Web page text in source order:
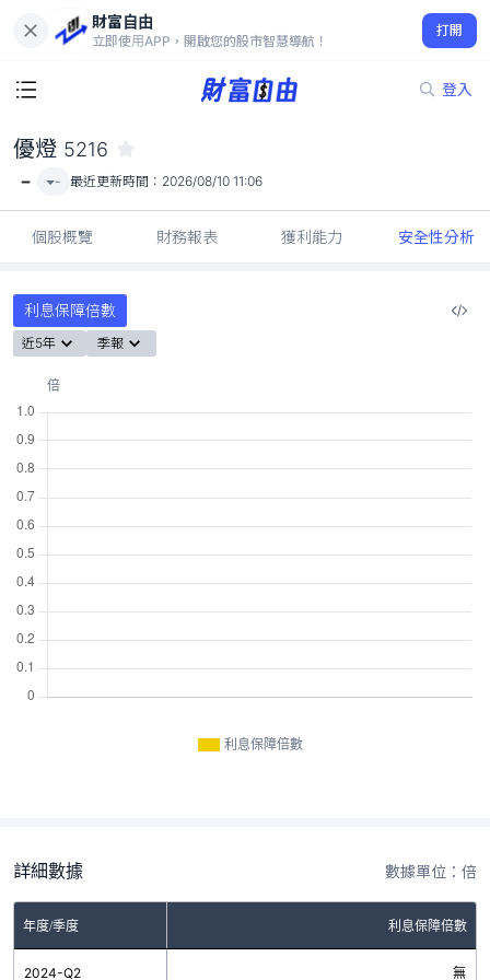
財富自由
立即使用APP，開啟您的股市智慧導航！
打開
登入
-
優燈 5216
- - 最近更新時間： 2026/08/10 11:06
個股概覽 財務報表 獲利能力 安全性分析
利息保障倍數
近5年 季報
利息保障倍數
詳細數據 數據單位：倍
年度/季度 利息保障倍數
2024-Q2 無